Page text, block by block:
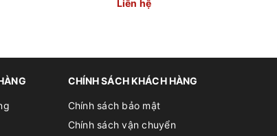
Liên hệ
CHÍNH SÁCH KHÁCH HÀNG
Chính sách bảo mật
Chính sách vận chuyển